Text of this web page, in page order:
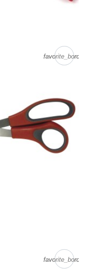
favorite_border
favorite_border
favorite_border
favorite_border